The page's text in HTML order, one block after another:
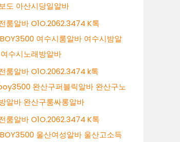
도 아산시당일알바
룸알바 O1O.2062.3474 K톡
여수시룸알바 여수시밤알
수시노래방알바
룸알바 O1O.2062.3474 k톡
완산구퍼블릭알바 완산구노
알바 완산구룸싸롱알바
룸알바 O1O.2062.3474 K톡
울산여성알바 울산고소득